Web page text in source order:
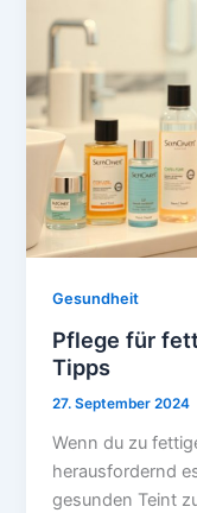
Gesundheit
Pflege für
Tipps
27. September 2024
Wenn du zu
herausfordernd
gesunden Teint